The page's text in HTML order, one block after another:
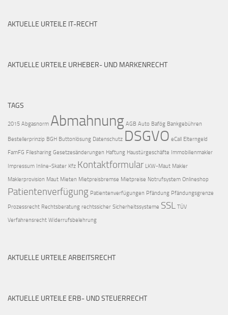
AKTUELLE URTEILE IT-RECHT
AKTUELLE URTEILE URHEBER- UND MARKENRECHT
TAGS
2015 Abgasnorm Abmahnung AGB Auto Bafög Bankgebühren
Bestellerprinzip BGH Buttonlösung Datenschutz DSGVO eCall Elterngeld
FamFG Filesharing Gesetzesänderungen Haftung Haustürgeschäfte Immobilienmakler
Impressum Inline-Skater Kfz Kontaktformular LKW-Maut Makler
Maklerprovision Maut Mieten Mietpreisbremse Mietpreise Notrufsystem Onlineshop
Patientenverfügung Patientenverfügungen Pfändung Pfändungsgrenze
Prozessrecht Rechtsberatung rechtssicher Sicherheitssysteme SSL TÜV
Verfahrensrecht Widerrufsbelehrung
AKTUELLE URTEILE ARBEITSRECHT
AKTUELLE URTEILE ERB- UND STEUERRECHT